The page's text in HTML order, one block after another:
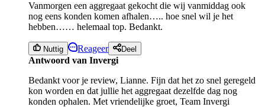
Vanmorgen een aggregaat gekocht die wij vanmiddag ook
nog eens konden komen afhalen….. hoe snel wil je het
hebben…… helemaal top. Bedankt.
Nuttig Reageer Deel
Antwoord van Invergi
Bedankt voor je review, Lianne. Fijn dat het zo snel geregeld
kon worden en dat jullie het aggregaat dezelfde dag nog
konden ophalen. Met vriendelijke groet, Team Invergi